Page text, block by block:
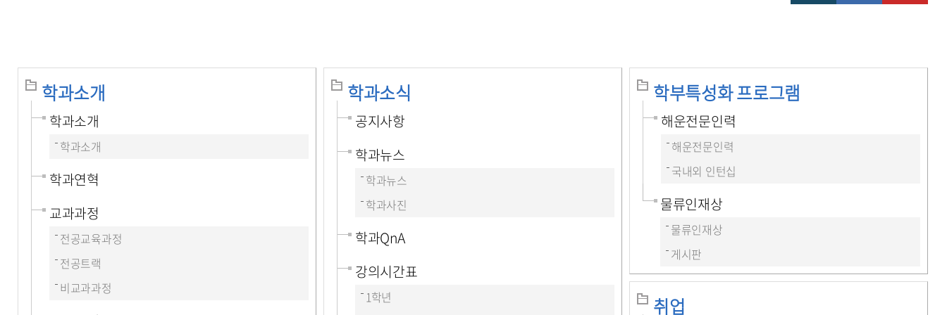
학과소개
학과소개
학과소개
학과연혁
교과과정
전공교육과정
전공트랙
비교과과정
학과소식
공지사항
학과뉴스
학과뉴스
학과사진
학과QnA
강의시간표
1학년
학부특성화 프로그램
해운전문인력
해운전문인력
국내외 인턴십
물류인재상
물류인재상
게시판
취업